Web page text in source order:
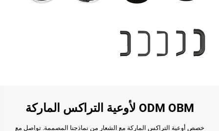
ODM OBM لأوعية التراكس الماركة
خصص أوعية التراكس الماركة مع الشعار من نماذجنا المصممة. تواصل مع